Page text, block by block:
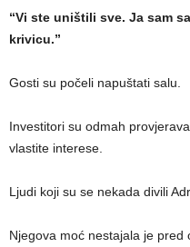
“Vi ste uništili sve. Ja sam
krivicu.”
Gosti su počeli napuštati salu.
Investitori su odmah
vlastite interese.
Ljudi koji su se nekada divili
Njegova moć nestajala je pred